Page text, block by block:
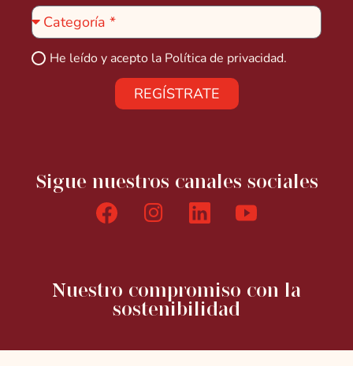
He leído y acepto la Política de privacidad.
REGÍSTRATE
Sigue nuestros canales sociales
Nuestro compromiso con la
sostenibilidad